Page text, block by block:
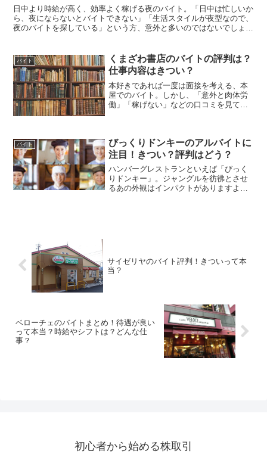
日中より時給が高く、効率よく稼げる夜のバイト。「日中は忙しいか
ら、夜にならないとバイトできない」「生活スタイルが夜型なので、
夜のバイトを探している」という方、意外と多いのではないでしょう
バイト
くまざわ書店のバイトの評判は？
仕事内容はきつい？
本好きであれば一度は面接を考える、本
屋でのバイト。しかし、「意外と肉体労
働」「稼げない」などの口コミを見て、
な面もお伝えしていきます...
バイト
びっくりドンキーのアルバイトに
注目！きつい？評判はどう？
ハンバーグレストランといえば「びっく
りドンキー」。ジャングルを彷彿とさせ
るあの外観はインパクトがありますよ
サイゼリヤのバイト評判！きついって本
当？
ベローチェのバイトまとめ！待遇が良い
って本当？時給やシフトは？どんな仕
事？
初心者から始める株取引